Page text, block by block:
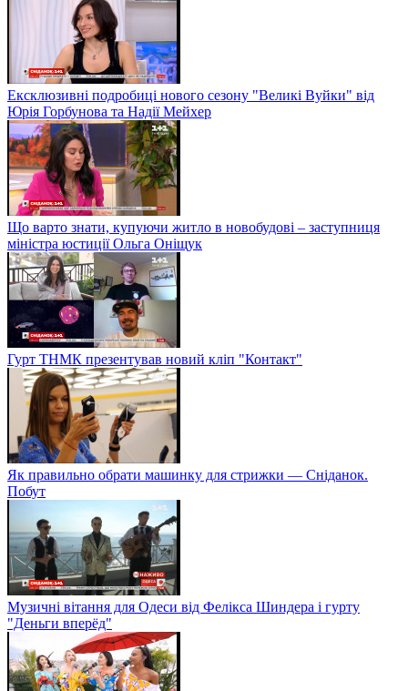
Ексклюзивні подробиці нового сезону "Великі Вуйки" від
Юрія Горбунова та Надії Мейхер
Що варто знати, купуючи житло в новобудові – заступниця
міністра юстиції Ольга Оніщук
Гурт ТНМК презентував новий кліп "Контакт"
Як правильно обрати машинку для стрижки — Сніданок.
Побут
Музичні вітання для Одеси від Фелікса Шиндера і гурту
"Деньги вперёд"